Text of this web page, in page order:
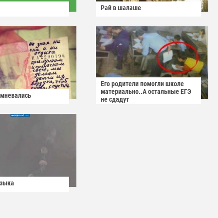
Рай в шалаше
Его родители помогли школе
материально..А остальные ЕГЭ
не сдадут